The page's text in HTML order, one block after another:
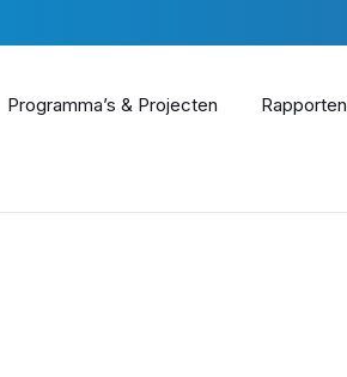
Programma’s & Projecten Rapporten